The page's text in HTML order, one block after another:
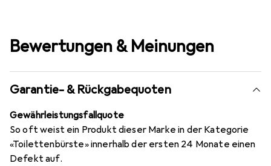
Bewertungen & Meinungen
Garantie- & Rückgabequoten
Gewährleistungsfallquote
So oft weist ein Produkt dieser Marke in der Kategorie
«Toilettenbürste» innerhalb der ersten 24 Monate einen
Defekt auf.